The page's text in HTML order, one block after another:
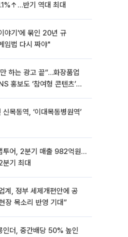
반기 역대 최대
야기'에 묶인 20년 규
임법 다시 짜야"
하는 광고 끝“…화장품업
홍보도 ‘참여형 콘텐츠’로
신목동역, ‘이대목동병원역’
투어, 2분기 매출 982억원…
분기 최대
계, 정부 세제개편안에 공
장 목소리 반영 기대”
인더, 중간배당 50% 높인